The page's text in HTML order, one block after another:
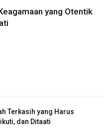
yang Otentik
Terkasih yang Harus
dan Ditaati